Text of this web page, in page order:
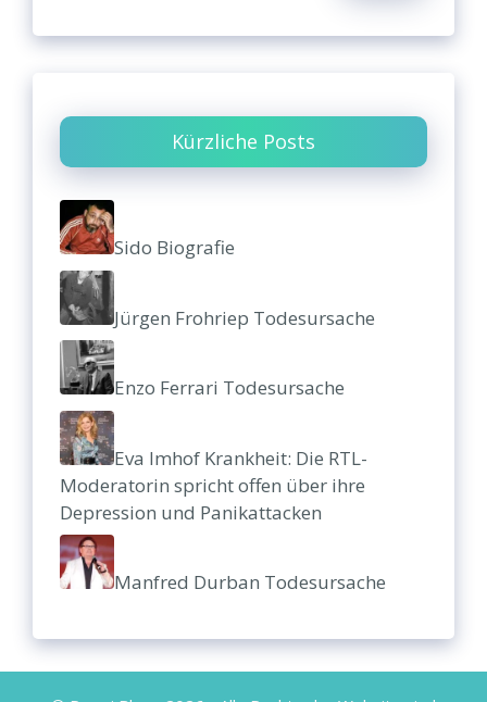
Kürzliche Posts
Sido Biografie
Jürgen Frohriep Todesursache
Enzo Ferrari Todesursache
Eva Imhof Krankheit: Die RTL-
Moderatorin spricht offen über ihre
Depression und Panikattacken
Manfred Durban Todesursache